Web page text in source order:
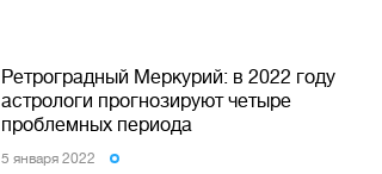
Ретроградный Меркурий: в 2022 году
астрологи прогнозируют четыре
проблемных периода
5 января 2022